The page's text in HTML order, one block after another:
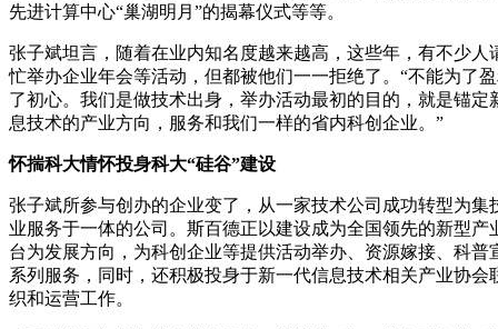
先进计算中心“巢湖明月”的揭幕仪式等等。
张子斌坦言，随着在业内知名度越来越高，这些年，有不少人
忙举办企业年会等活动，但都被他们一一拒绝了。“不能为了
了初心。我们是做技术出身，举办活动最初的目的，就是锚定
息技术的产业方向，服务和我们一样的省内科创企业。”
怀揣科大情怀投身科大“硅谷”建设
张子斌所参与创办的企业变了，从一家技术公司成功转型为集
业服务于一体的公司。斯百德正以建设成为全国领先的新型产
台为发展方向，为科创企业等提供活动举办、资源嫁接、科普
系列服务，同时，还积极投身于新一代信息技术相关产业协会
织和运营工作。